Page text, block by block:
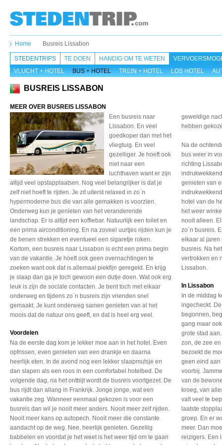
Home Busreis Lissabon
STEDENTRIPS TE DOEN HANDIG OM TE WETEN
VLUCHT + HOTEL
BUS + HOTEL TREIN + HOTEL LOS HOTEL
BUSREIS LISSABON
MEER OVER BUSREIS LISSABON
Een busreis naar
Lissabon. En veel
goedkoper dan met het
vliegtuig. En veel
gezelliger. Je hoeft ook
niet naar een
luchthaven want er zijn
altijd veel opstapplaatsen. Nog veel belangrijker is dat je
zelf niet hoeft te rijden. Je zit uiterst relaxed in zo`n
hypermoderne bus die van alle gemakken is voorzien.
Onderweg kun je genieten van het veranderende
landschap. Er is altijd een koffiebar. Natuurlijk een toilet en
een prima airconditioning. En na zoveel uurtjes rijden kun je
de benen strekken en eventueel een sigaretje roken.
Kortom, een busreis naar Lissabon is echt een prima begin
van de vakantie. Je hoeft ook geen overnachtingen te
zoeken want ook dat is allemaal piekfijn geregeld. En krijg
je slaap dan ga je toch gewoon een dutje doen. Wat ook erg
leuk is zijn de sociale contacten. Je bent toch met elkaar
onderweg en tijdens zo`n busreis zijn vrienden snel
gemaakt. Je kunt onderweg samen genieten van al het
moois dat de natuur ons geeft, en dat is heel erg veel.
Voordelen
Na de eerste dag kom je lekker moe aan in hethotel. Even
opfrissen, even genieten van een drankje en daarna
heerlijk eten. In de avond nog een lekker slaapmutsje en
dan slapen als een roos in een comfortabel
hotelbed. De
volgende dag, na het ontbijt wordtde busreis voortgezet. De
bus rijdt dan allang in Frankrijk. Jonge jonge, wat een
vakantie zeg. Wanneer eenmaal gekozen is voor een
busreis dan wil je nooit meer anders. Nooit meer zelf rijden.
Nooit meer kans op autopech. Nooit meer die constante
aandacht op de weg. Nee, heerlijk genieten. Gezellig
babbelen en voordat je het weet is het weer tijd om te gaan
geweldige
hebben
Na de
bus weer in
richting
genieten van
hotel van de
het weer
nooit alleen.
zo`n busreis.
elkaar al jaren
busreis. Na
vertrokken en
Lissabon.
In Lissabon
In de middag
ingecheckt.
begonnen,
gang maar
grote stad
zon, de zee
bezoekt de
geen eind aan
voorbij.
van de
kroeg, van
valt veel te
laatste
groep. En er
meer. Dan
reizigers. Een